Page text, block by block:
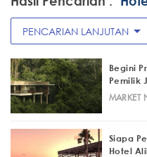
PENCARIAN LANJUTAN arrow_drop_down
Begini
Pemilik
MARKET
Siapa
Hotel